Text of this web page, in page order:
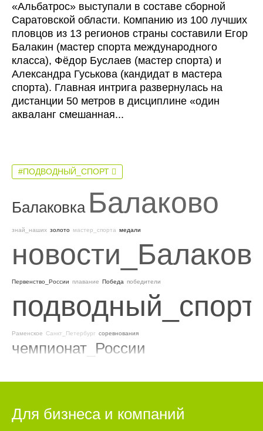
«Альбатрос» выступали в составе сборной
Саратовской области. Компанию из 100 лучших
пловцов из 13 регионов страны составили Егор
Балакин (мастер спорта международного
класса), Фёдор Буслаев (мастер спорта) и
Александра Гуськова (кандидат в мастера
спорта). Главная интрига развернулась на
дистанции 50 метров в дисциплине «один
акваланг смешанная...
#ПОДВОДНЫЙ_СПОРТ
Балаковка Балаково
знай_наших золото мастер_спорта медали
Первенство_России плавание Победа победители
подводный_спорт
Раменское Санкт_Петербург соревнования
чемпионат_России
Для бизнеса и компаний